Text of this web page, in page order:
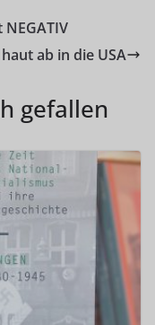
ab in die USA
gefallen